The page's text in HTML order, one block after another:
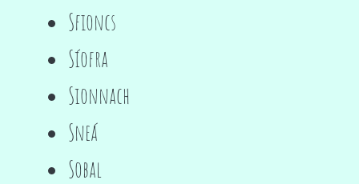
Sfioncs
Síofra
Sionnach
Sneá
Sobal